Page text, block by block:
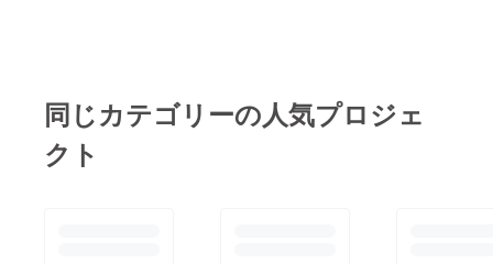
同じカテゴリーの人気プロジェ
クト